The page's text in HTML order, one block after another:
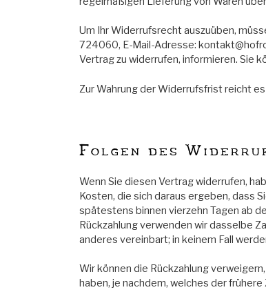
Um Ihr Widerrufsrecht auszuüben,
724060, E-Mail-Adresse:
Vertrag zu widerrufen, informieren. Sie
Zur Wahrung der Widerrufsfrist reicht
Folgen des
Wenn Sie diesen Vertrag widerrufen,
Kosten, die sich daraus ergeben, dass
spätestens binnen vierzehn Tagen ab
Rückzahlung verwenden wir dasselbe
anderes vereinbart; in keinem Fall
Wir können die Rückzahlung
haben, je nachdem, welches der